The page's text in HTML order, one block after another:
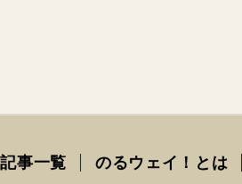
記事一覧 のるウェイ！とは